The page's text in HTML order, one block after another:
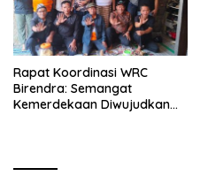
Rapat Koordinasi WRC
Birendra: Semangat
Kemerdekaan Diwujudkan